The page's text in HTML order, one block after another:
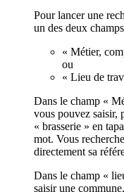
Pour lancer une
un des deux
« Métier,
ou
« Lieu de
Dans le champ «
vous pouvez saisir,
« brasserie » en
mot. Vous
directement sa
Dans le champ «
saisir une